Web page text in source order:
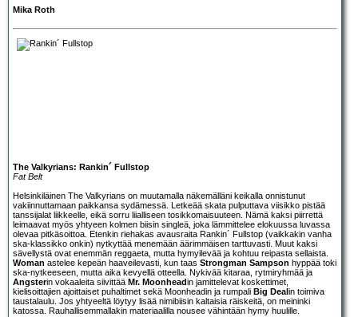
Mika Roth
The Valkyrians: Rankin´ Fullstop
Fat Belt
Helsinkiläinen The Valkyrians on muutamalla näkemälläni keikalla onnistunut
vakiinnuttamaan paikkansa sydämessä. Letkeää skata pulputtava viisikko pistää
tanssijalat liikkeelle, eikä sorru liialliseen tosikkomaisuuteen. Nämä kaksi piirrettä
leimaavat myös yhtyeen kolmen biisin singleä, joka lämmittelee elokuussa luvassa
olevaa pitkäsoittoa. Etenkin riehakas avausraita Rankin´ Fullstop (vaikkakin vanha
ska-klassikko onkin) nytkyttää menemään äärimmäisen tarttuvasti. Muut kaksi
sävellystä ovat enemmän reggaeta, mutta hymyilevää ja kohtuu reipasta sellaista.
Woman astelee kepeän haaveilevasti, kun taas Strongman Sampson hyppää toki
ska-nytkeeseen, mutta aika kevyellä otteella. Nykivää kitaraa, rytmiryhmää ja
Angsterin vokaaleita siivittää Mr. Moonheadin jamittelevat koskettimet,
kielisoittajien ajoittaiset puhaltimet sekä Moonheadin ja rumpali Big Dealin toimiva
taustalaulu. Jos yhtyeeltä löytyy lisää nimibiisin kaltaisia räiskeitä, on meininki
katossa. Rauhallisemmallakin materiaalilla nousee vähintään hymy huulille.